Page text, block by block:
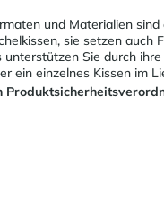
und Materialien
sie setzen auch
Sie durch
ein einzelnes Kissen im